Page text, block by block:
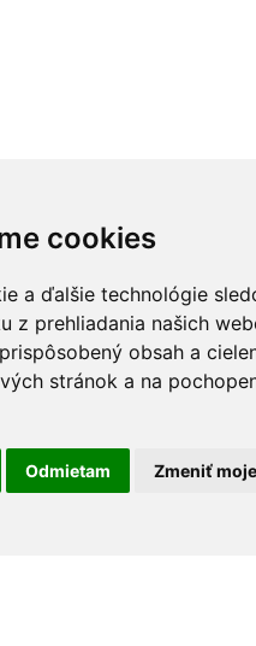
cookies
a ďalšie technológie
z prehliadania našich
obsah a
stránok a na
Odmietam Zmeniť